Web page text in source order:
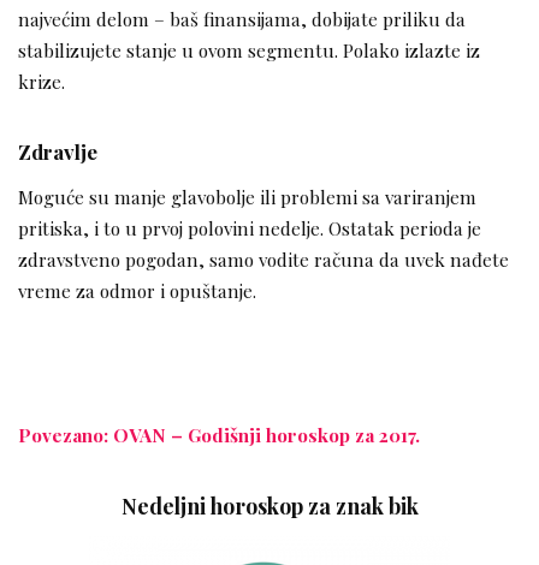
najvećim delom – baš finansijama, dobijate priliku da
stabilizujete stanje u ovom segmentu. Polako izlazte iz
krize.
Zdravlje
Moguće su manje glavobolje ili problemi sa variranjem
pritiska, i to u prvoj polovini nedelje. Ostatak perioda je
zdravstveno pogodan, samo vodite računa da uvek nađete
vreme za odmor i opuštanje.
Povezano: OVAN – Godišnji horoskop za 2017.
Nedeljni horoskop za znak bik